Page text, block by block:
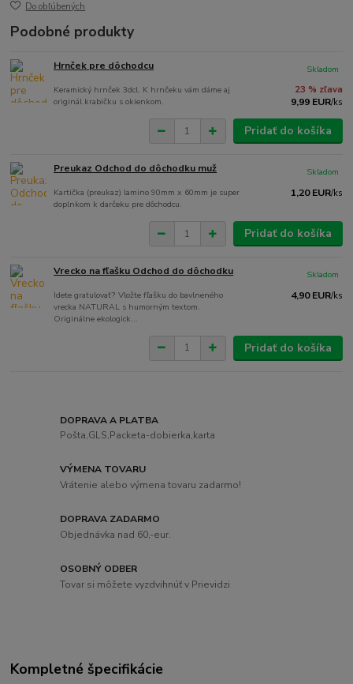
Do obľúbených
Podobné produkty
Hrnček pre dôchodcu
Keramický hrnček 3dcl. K hrnčeku vám dáme aj
originál krabičku s okienkom.
23 % zľava
9,99 EUR/ks
Skladom
Pridať do košíka
Preukaz Odchod do dôchodku muž
Kartička (preukaz) lamino 90mm x 60mm je super
doplnkom k darčeku pre dôchodcu.
1,20 EUR/ks
Skladom
Pridať do košíka
Vrecko na fľašku Odchod do dôchodku
Idete gratulovať? Vložte fľašku do bavlneného
vrecka NATURAL s humorným textom.
Originálne ekologick...
4,90 EUR/ks
Skladom
Pridať do košíka
DOPRAVA A PLATBA
Pošta,GLS,Packeta-dobierka,karta
VÝMENA TOVARU
Vrátenie alebo výmena tovaru zadarmo!
DOPRAVA ZADARMO
Objednávka nad 60,-eur.
OSOBNÝ ODBER
Tovar si môžete vyzdvihnúť v Prievidzi
Kompletné špecifikácie